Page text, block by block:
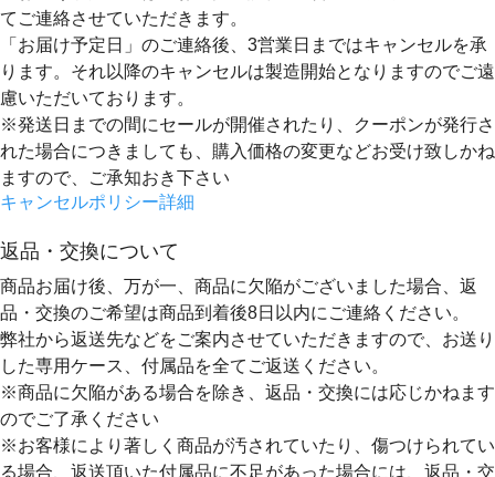
てご連絡させていただきます。
「お届け予定日」のご連絡後、 3営業日まではキャンセルを承
ります。 それ以降のキャンセルは製造開始となりますのでご遠
慮いただいております。
※発送日までの間にセールが開催されたり、クーポンが発行さ
れた場合につきましても、購入価格の変更などお受け致しかね
ますので、ご承知おき下さい
キャンセルポリシー詳細
返品・交換について
商品お届け後、万が一、商品に欠陥がございました場合、返
品・交換のご希望は商品到着後8日以内にご連絡ください。
弊社から返送先などをご案内させていただきますので、お送り
した専用ケース、付属品を全てご返送ください。
※商品に欠陥がある場合を除き、返品・交換には応じかねます
のでご了承ください
※お客様により著しく商品が汚されていたり、傷つけられてい
る場合、返送頂いた付属品に不足があった場合には、返品・交